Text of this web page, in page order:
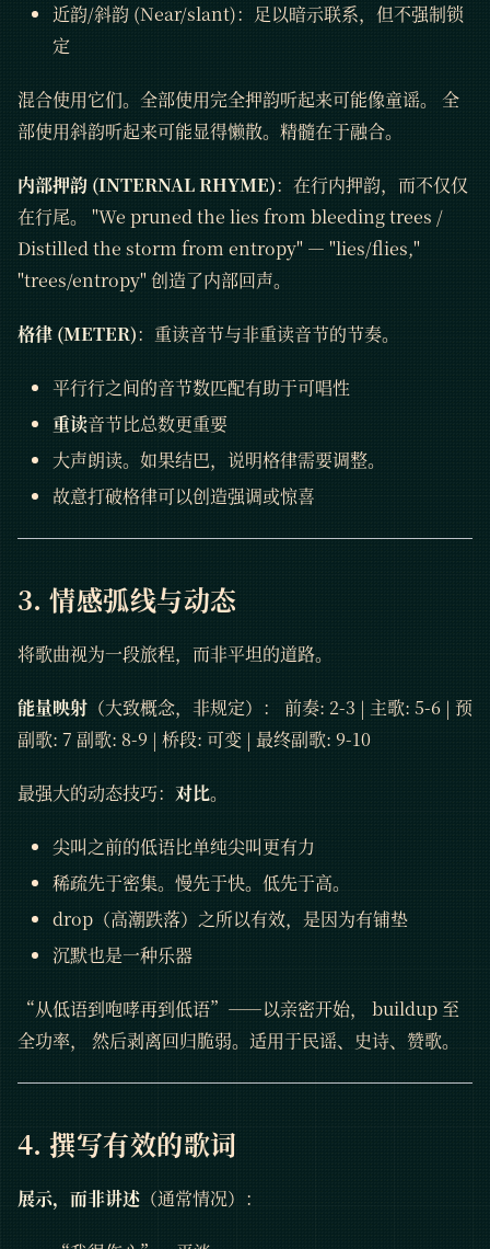
近韵/斜韵 (Near/slant)：足以暗示联系，但不强制锁
定
混合使用它们。全部使用完全押韵听起来可能像童谣。 全
部使用斜韵听起来可能显得懒散。精髓在于融合。
内部押韵 (INTERNAL RHYME)：在行内押韵，而不仅仅
在行尾。 "We pruned the lies from bleeding trees /
Distilled the storm from entropy" — "lies/flies,"
"trees/entropy" 创造了内部回声。
格律 (METER)：重读音节与非重读音节的节奏。
平行行之间的音节数匹配有助于可唱性
重读音节比总数更重要
大声朗读。如果结巴，说明格律需要调整。
故意打破格律可以创造强调或惊喜
3. 情感弧线与动态
将歌曲视为一段旅程，而非平坦的道路。
能量映射 （大致概念，非规定）： 前奏: 2-3 | 主歌: 5-6 | 预
副歌: 7 副歌: 8-9 | 桥段: 可变 | 最终副歌: 9-10
最强大的动态技巧： 对比。
尖叫之前的低语比单纯尖叫更有力
稀疏先于密集。慢先于快。低先于高。
drop（高潮跌落）之所以有效，是因为有铺垫
沉默也是一种乐器
“从低语到咆哮再到低语”——以亲密开始， buildup 至
全功率， 然后剥离回归脆弱。适用于民谣、史诗、赞歌。
4. 撰写有效的歌词
展示，而非讲述 （通常情况）：